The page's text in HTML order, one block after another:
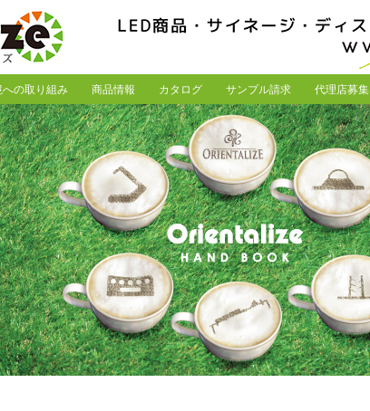
への取り組み 商品情報 カタログ サンプル請求 代理店募集